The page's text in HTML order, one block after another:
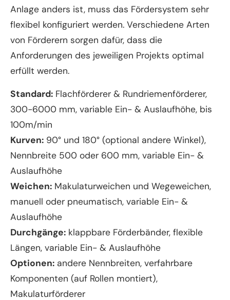
Anlage anders ist, muss das Fördersystem sehr
flexibel konfiguriert werden. Verschiedene Arten
von Förderern sorgen dafür, dass die
Anforderungen des jeweiligen Projekts optimal
erfüllt werden.
Standard: Flachförderer & Rundriemenförderer,
300-6000 mm, variable Ein- & Auslaufhöhe, bis
100m/min
Kurven: 90° und 180° (optional andere Winkel),
Nennbreite 500 oder 600 mm, variable Ein- &
Auslaufhöhe
Weichen: Makulaturweichen und Wegeweichen,
manuell oder pneumatisch, variable Ein- &
Auslaufhöhe
Durchgänge: klappbare Förderbänder, flexible
Längen, variable Ein- & Auslaufhöhe
Optionen: andere Nennbreiten, verfahrbare
Komponenten (auf Rollen montiert),
Makulaturförderer